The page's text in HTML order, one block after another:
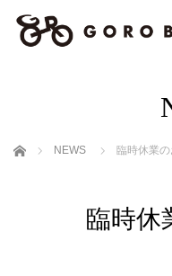
ホーム NEWS 臨時休業
臨時休